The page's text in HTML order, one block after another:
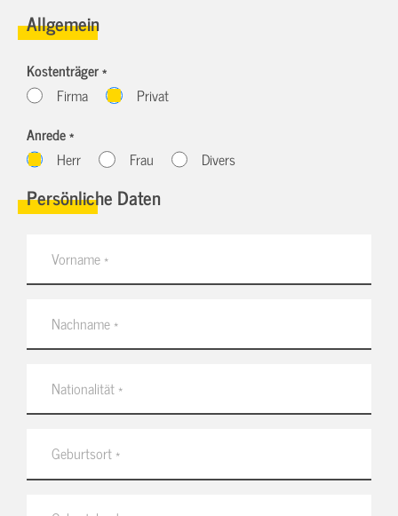
Allgemein
Kostenträger *
Firma
Privat
Anrede *
Herr
Frau Divers
Persönliche Daten